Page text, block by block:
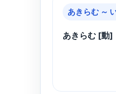
あきらむ ～
あきらむ [動]